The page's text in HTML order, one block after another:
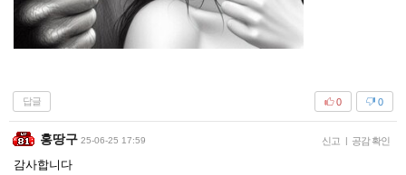
답글 0
0
홍땅구 25-06-25 17:59 신고 | 공감 확인
감사합니다